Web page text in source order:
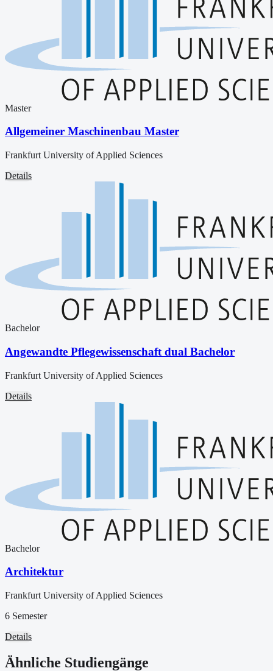
Master
Allgemeiner Maschinenbau Master
Frankfurt University of Applied Sciences
Details
Bachelor
Angewandte Pflegewissenschaft dual Bachelor
Frankfurt University of Applied Sciences
Details
Bachelor
Architektur
Frankfurt University of Applied Sciences
6 Semester
Details
Ähnliche Studiengänge